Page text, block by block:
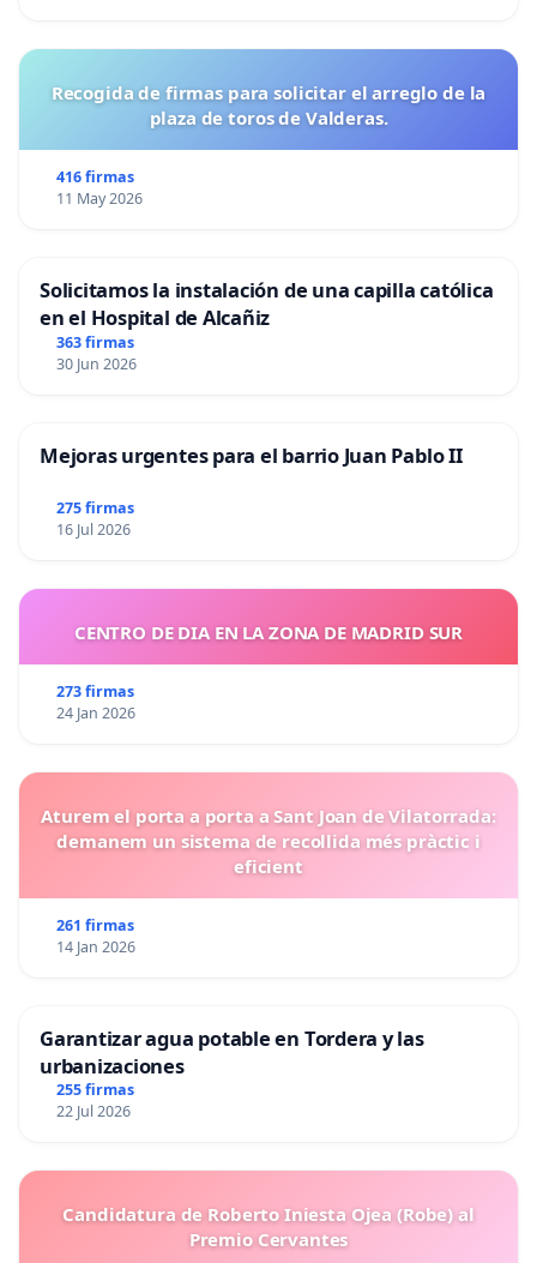
Recogida de firmas para solicitar el arreglo de la
plaza de toros de Valderas.
416 firmas
11 May 2026
Solicitamos la instalación de una capilla católica
en el Hospital de Alcañiz
363 firmas
30 Jun 2026
Mejoras urgentes para el barrio Juan Pablo II
275 firmas
16 Jul 2026
CENTRO DE DIA EN LA ZONA DE MADRID SUR
273 firmas
24 Jan 2026
Aturem el porta a porta a Sant Joan de Vilatorrada:
demanem un sistema de recollida més pràctic i
eficient
261 firmas
14 Jan 2026
Garantizar agua potable en Tordera y las
urbanizaciones
255 firmas
22 Jul 2026
Candidatura de Roberto Iniesta Ojea (Robe) al
Premio Cervantes